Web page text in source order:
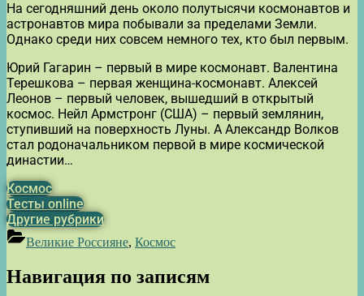
На сегодняшний день около полутысячи космонавтов и
астронавтов мира побывали за пределами Земли.
Однако среди них совсем немного тех, кто был первым.
Юрий Гагарин – первый в мире космонавт. Валентина
Терешкова – первая женщина-космонавт. Алексей
Леонов – первый человек, вышедший в открытый
космос. Нейл Армстронг (США) – первый землянин,
ступивший на поверхность Луны. А Александр Волков
стал родоначальником первой в мире космической
династии…
Космос
Тесты online
Другие рубрики
Великие Россияне, Космос
Навигация по записям